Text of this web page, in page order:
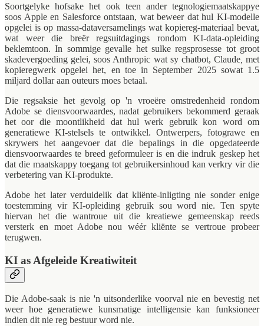
Soortgelyke hofsake het ook teen ander tegnologiemaatskappye
soos Apple en Salesforce ontstaan, wat beweer dat hul KI‑modelle
opgelei is op massa‑dataversamelings wat kopiereg‑materiaal bevat,
wat weer die breër regsuitdagings rondom KI‑data‑opleiding
beklemtoon. In sommige gevalle het sulke regsprosesse tot groot
skadevergoeding gelei, soos Anthropic wat sy chatbot, Claude, met
kopieregwerk opgelei het, en toe in September 2025 sowat 1.5
miljard dollar aan outeurs moes betaal.
Die regsaksie het gevolg op 'n vroeëre omstredenheid rondom
Adobe se diensvoorwaardes, nadat gebruikers bekommerd geraak
het oor die moontlikheid dat hul werk gebruik kon word om
generatiewe KI-stelsels te ontwikkel. Ontwerpers, fotograwe en
skrywers het aangevoer dat die bepalings in die opgedateerde
diensvoorwaardes te breed geformuleer is en die indruk geskep het
dat die maatskappy toegang tot gebruikersinhoud kan verkry vir die
verbetering van KI-produkte.
Adobe het later verduidelik dat kliënte-inligting nie sonder enige
toestemming vir KI-opleiding gebruik sou word nie. Ten spyte
hiervan het die wantroue uit die kreatiewe gemeenskap reeds
versterk en moet Adobe nou wéér kliënte se vertroue probeer
terugwen.
KI as Afgeleide Kreatiwiteit
Die Adobe-saak is nie 'n uitsonderlike voorval nie en bevestig net
weer hoe generatiewe kunsmatige intelligensie kan funksioneer
indien dit nie reg bestuur word nie.